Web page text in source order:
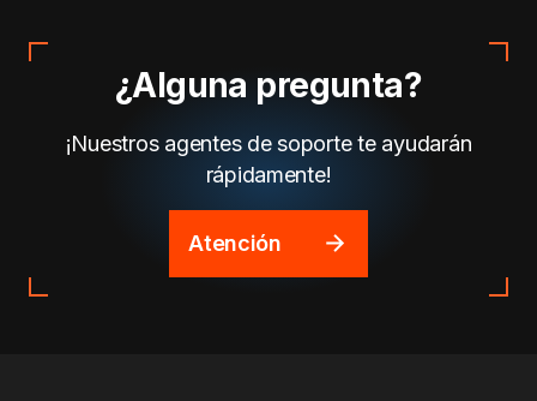
¿Alguna pregunta?
¡Nuestros agentes de soporte te ayudarán
rápidamente!
Atención